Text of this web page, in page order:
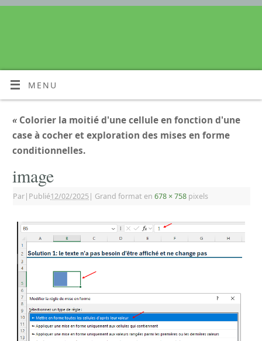
MENU
« Colorier la moitié d'une cellule en fonction d'une
case à cocher et exploration des mises en forme
conditionnelles.
image
Par| Publié12/02/2025| Grand format en 678 × 758 pixels